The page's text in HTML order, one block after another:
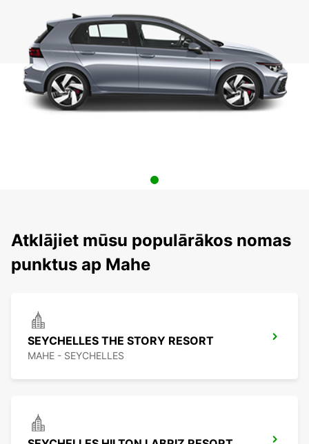
Atklājiet mūsu populārākos nomas
punktus ap Mahe
SEYCHELLES THE STORY RESORT
MAHE - SEYCHELLES